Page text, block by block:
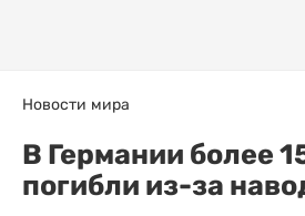
Новости мира
В Германии более
погибли из-за